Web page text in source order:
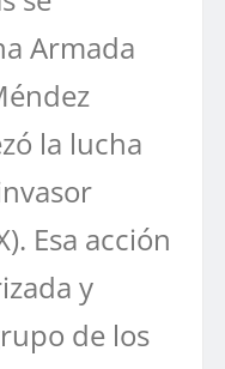
Armada
la lucha
Esa acción
y
de los